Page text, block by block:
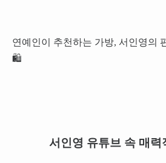
연예인이 추천하는 가방, 서인영의
🛍
서인영 유튜브 속 매력